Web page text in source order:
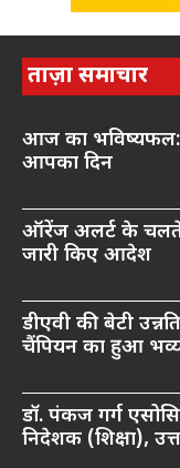
ताज़ा समाचार
आज का भविष्यफल:
आपका दिन
ऑरेंज अलर्ट के चलते
जारी किए आदेश
डीएवी की बेटी
चैंपियन का हुआ
डॉ. पंकज गर्ग
निदेशक (शिक्षा),